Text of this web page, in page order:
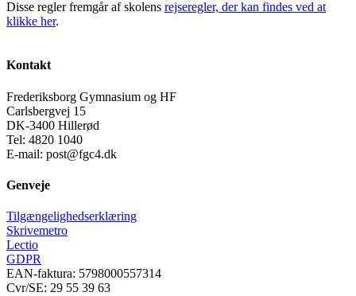
Disse regler fremgår af skolens rejseregler, der kan findes ved at
klikke her.
Kontakt
Frederiksborg Gymnasium og HF
Carlsbergvej 15
DK-3400 Hillerød
Tel: 4820 1040
E-mail: post@fgc4.dk
Genveje
Tilgængelighedserklæring
Skrivemetro
Lectio
GDPR
EAN-faktura: 5798000557314
Cvr/SE: 29 55 39 63